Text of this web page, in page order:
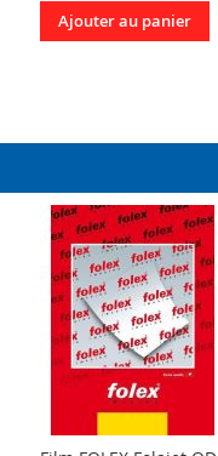
Ajouter au panier